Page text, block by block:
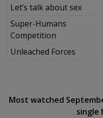
Let’s talk about sex
Super-Humans
Competition
Unleached Forces
Most watched
single